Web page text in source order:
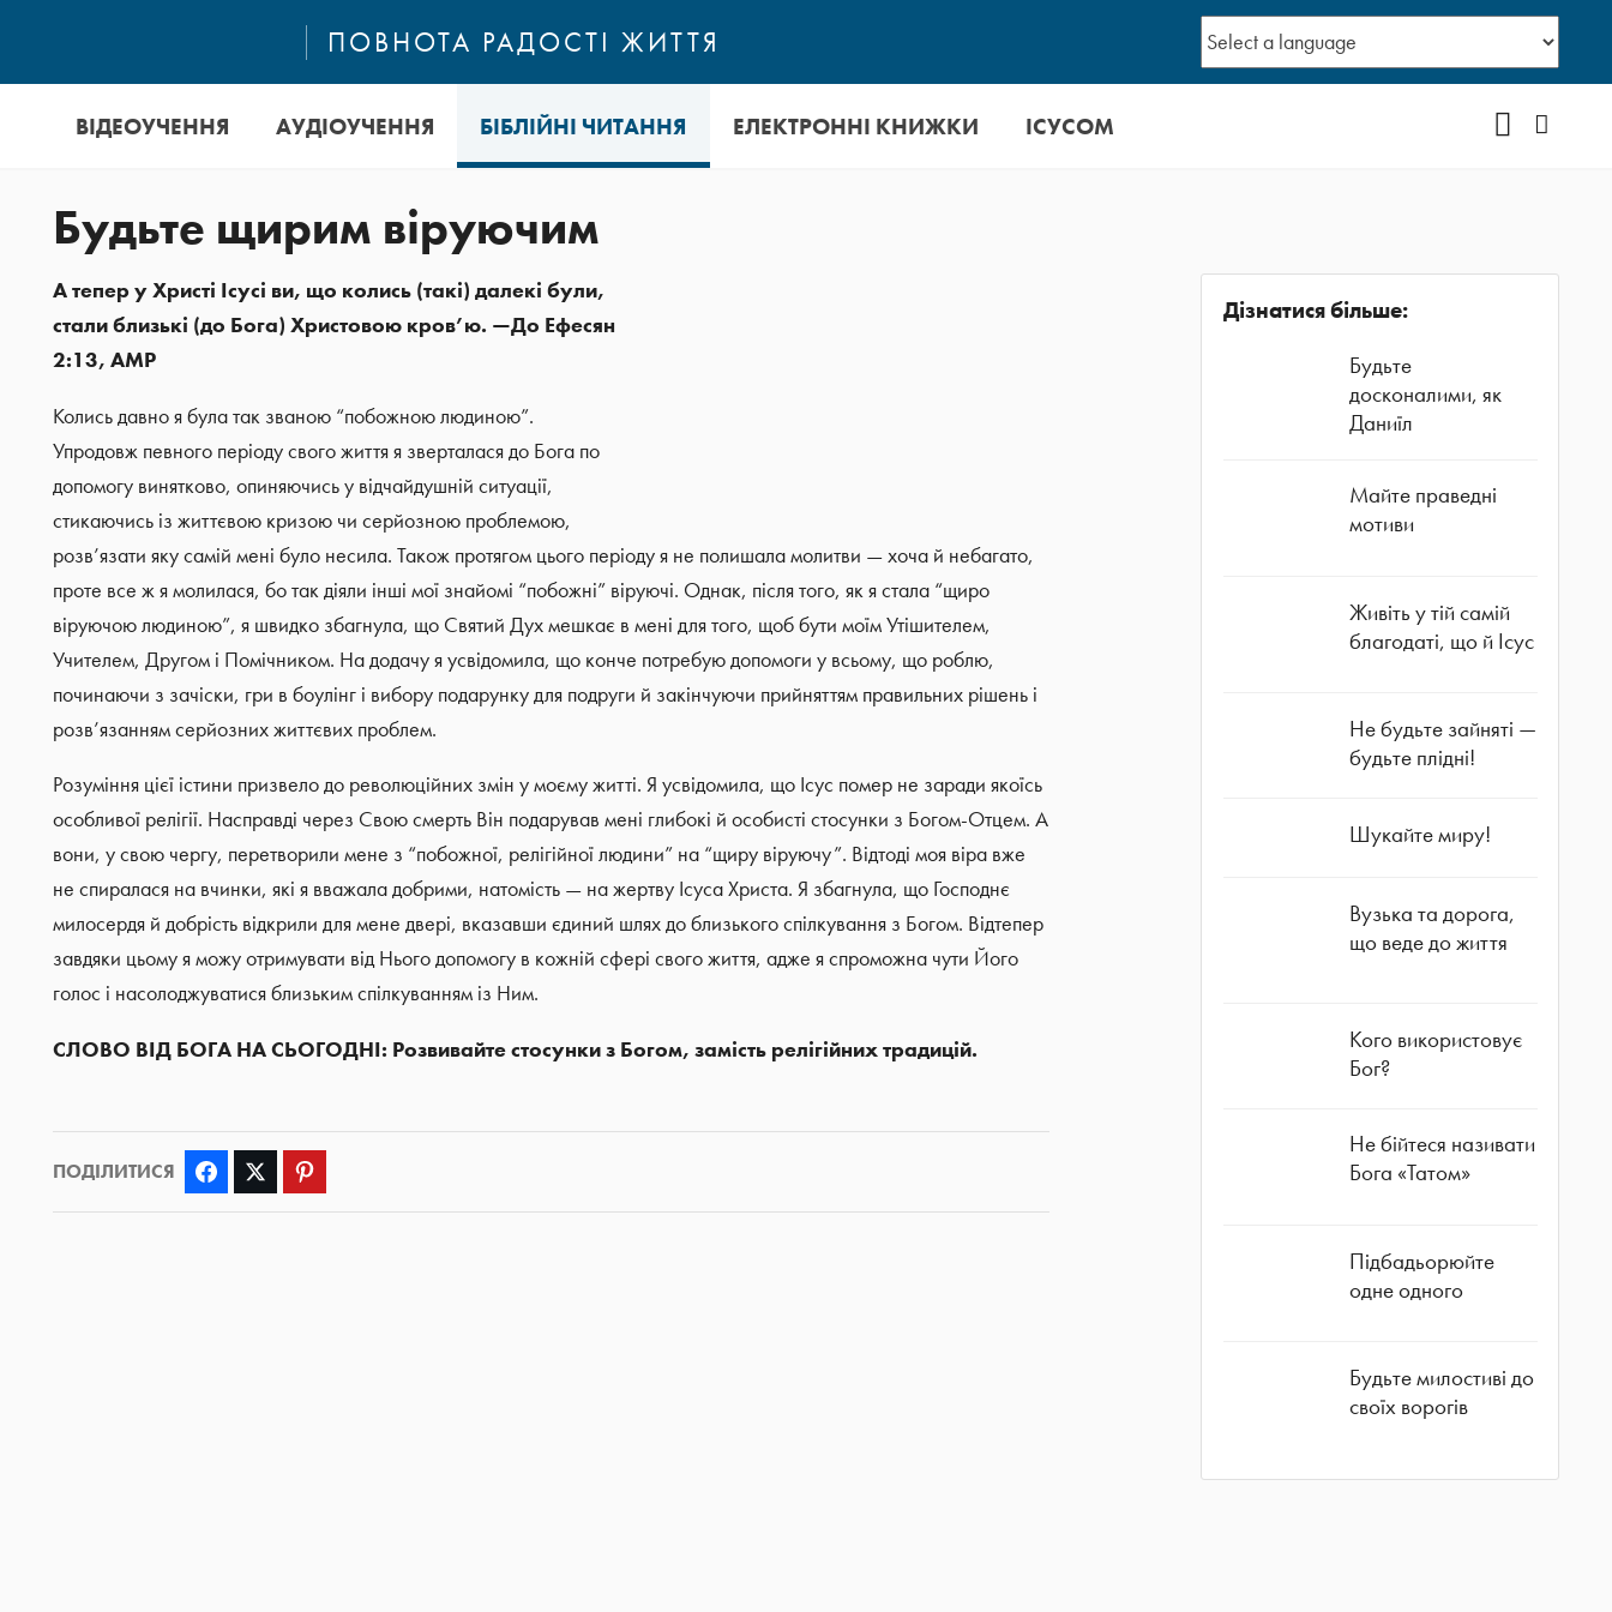
ПОВНОТА РАДОСТІ ЖИТТЯ
ВІДЕОУЧЕННЯ АУДІОУЧЕННЯ БІБЛІЙНІ ЧИТАННЯ ЕЛЕКТРОННІ КНИЖКИ ІСУСОМ YOUTUBE
Будьте щирим віруючим
А тепер у Христі Ісусі ви, що колись (такі) далекі були,
стали близькі (до Бога) Христовою кров’ю. —До Ефесян
2:13, АМР
Колись давно я була так званою “побожною людиною”.
Упродовж певного періоду свого життя я зверталася до Бога по
допомогу винятково, опиняючись у відчайдушній ситуації,
стикаючись із життєвою кризою чи серйозною проблемою,
розв’язати яку самій мені було несила. Також протягом цього періоду я не полишала молитви — хоча й небагато,
проте все ж я молилася, бо так діяли інші мої знайомі “побожні” віруючі. Однак, після того, як я стала “щиро
віруючою людиною”, я швидко збагнула, що Святий Дух мешкає в мені для того, щоб бути моїм Утішителем,
Учителем, Другом і Помічником. На додачу я усвідомила, що конче потребую допомоги у всьому, що роблю,
починаючи з зачіски, гри в боулінг і вибору подарунку для подруги й закінчуючи прийняттям правильних рішень і
розв’язанням серйозних життєвих проблем.
Розуміння цієї істини призвело до революційних змін у моєму житті. Я усвідомила, що Ісус помер не заради якоїсь
особливої релігії. Насправді через Свою смерть Він подарував мені глибокі й особисті стосунки з Богом-Отцем. А
вони, у свою чергу, перетворили мене з “побожної, релігійної людини” на “щиру віруючу”. Відтоді моя віра вже
не спиралася на вчинки, які я вважала добрими, натомість — на жертву Ісуса Христа. Я збагнула, що Господнє
милосердя й добрість відкрили для мене двері, вказавши єдиний шлях до близького спілкування з Богом. Відтепер
завдяки цьому я можу отримувати від Нього допомогу в кожній сфері свого життя, адже я спроможна чути Його
голос і насолоджуватися близьким спілкуванням із Ним.
СЛОВО ВІД БОГА НА СЬОГОДНІ: Розвивайте стосунки з Богом, замість релігійних традицій.
ПОДІЛИТИСЯ Facebook Twitter
Дізнатися більше:
Будьте
досконалими, як
Даниїл
Майте праведні
мотиви
Живіть у тій самій
благодаті, що й Ісус
Не будьте зайняті —
будьте плідні!
Шукайте миру!
Вузька та дорога,
що веде до життя
Кого використовує
Бог?
Не бійтеся називати
Бога «Татом»
Підбадьорюйте
одне одного
Будьте милостиві до
своїх ворогів